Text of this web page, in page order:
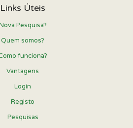
Links Úteis
Pesquisa?
Quem somos?
funciona?
Vantagens
Login
Registo
Pesquisas